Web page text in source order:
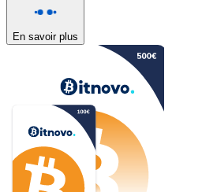
En savoir plus